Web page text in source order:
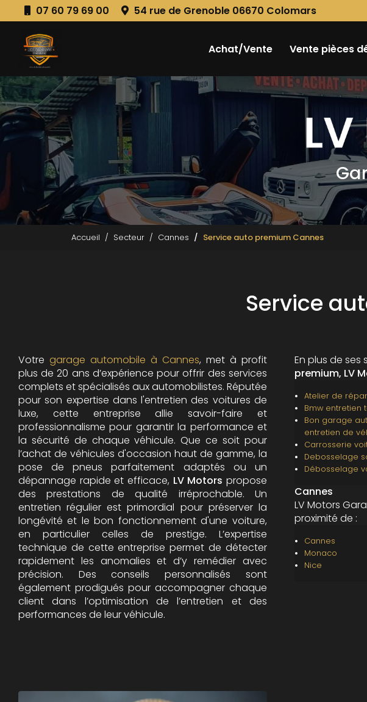
au
contenu
principal
07 60 79 69 00 54 rue de Grenoble 06670 Colomars
Achat/Vente
Vente pièces
Accueil Secteur Cannes Service auto premium Cannes
Service
Votre garage automobile à Cannes, met à profit
plus de 20 ans d’expérience pour offrir des services
complets et spécialisés aux automobilistes. Réputée
pour son expertise dans l'entretien des voitures de
luxe, cette entreprise allie savoir-faire et
professionnalisme pour garantir la performance et
la sécurité de chaque véhicule. Que ce soit pour
l’achat de véhicules d'occasion haut de gamme, la
pose de pneus parfaitement adaptés ou un
dépannage rapide et efficace, LV Motors propose
des prestations de qualité irréprochable. Un
entretien régulier est primordial pour préserver la
longévité et le bon fonctionnement d'une voiture,
en particulier celles de prestige. L’expertise
technique de cette entreprise permet de détecter
rapidement les anomalies et d’y remédier avec
précision. Des conseils personnalisés sont
également prodigués pour accompagner chaque
client dans l’optimisation de l’entretien et des
performances de leur véhicule.
En plus de ses
premium, LV
Atelier de
Bmw entretien
Bon garage
entretien de
Carrosserie
Debosselage
Débosselage
Cannes
LV Motors
proximité de :
Cannes
Monaco
Nice